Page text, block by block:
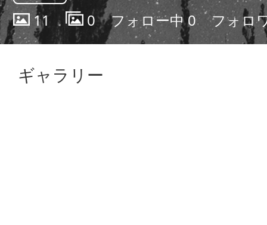
11 0 フォロー中0 フォロ
ギャラリー